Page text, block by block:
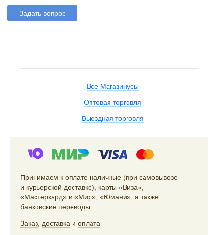
Задать вопрос
Все Магазинусы
Оптовая торговля
Выездная торговля
Принимаем к оплате наличные (при самовывозе
и курьерской доставке), карты «Виза»,
«Мастеркард» и «Мир», «Юмани», а также
банковские переводы.
Заказ доставка и оплата